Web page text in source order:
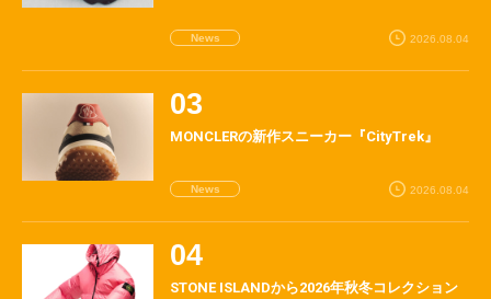
News 2026.08.04
MONCLERの新作スニーカー『CityTrek』
News 2026.08.04
STONE ISLANDから2026年秋冬コレクション